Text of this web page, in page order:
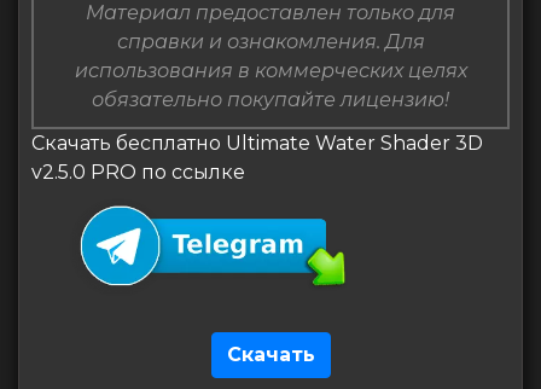
Материал предоставлен только для
справки и ознакомления. Для
использования в коммерческих целях
обязательно покупайте лицензию!
Скачать бесплатно Ultimate Water Shader 3D
v2.5.0 PRO по ссылке
Скачать